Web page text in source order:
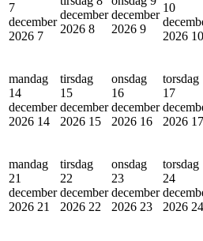
7
december
2026 7
december
2026 8
december
2026 9
10
2026 10
mandag
14
december
2026 14
tirsdag
15
december
2026 15
onsdag
16
december
2026 16
torsdag
17
2026 17
mandag
21
december
2026 21
tirsdag
22
december
2026 22
onsdag
23
december
2026 23
torsdag
24
2026 24